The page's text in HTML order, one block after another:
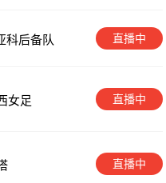
直播中
直播中